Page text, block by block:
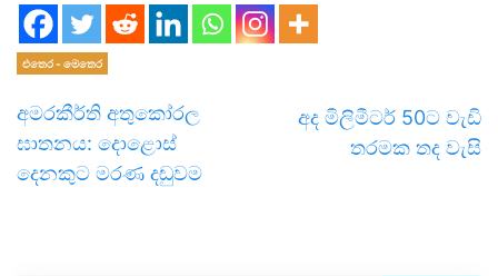
එතෙර - මෙතෙර
අමරකීර්ති අතුකෝරල
ඝාතනය: දොළොස්
දෙනකුට මරණ දඬුවම
අද මිලිමීටර් 50ට වැඩි
තරමක තද වැසි